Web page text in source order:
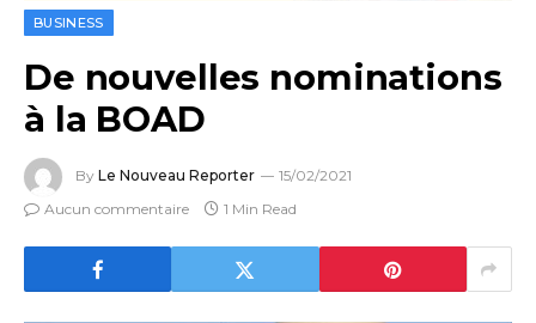
BUSINESS
De nouvelles nominations
à la BOAD
By Le Nouveau Reporter
15/02/2021
Aucun commentaire
1 Min Read